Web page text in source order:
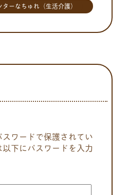
ーなちゅれ（生活介護）
ワードで保護されてい
下にパスワードを入力